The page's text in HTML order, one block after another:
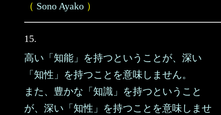
（ Sono Ayako ）
15.
高い「知能」を持つということが、深い
「知性」を持つことを意味しません。
また、豊かな「知識」を持つということ
が、深い「知性」を持つことを意味しませ